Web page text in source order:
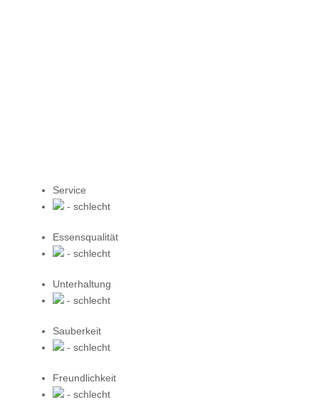
Service
- schlecht
Essensqualität
- schlecht
Unterhaltung
- schlecht
Sauberkeit
- schlecht
Freundlichkeit
- schlecht